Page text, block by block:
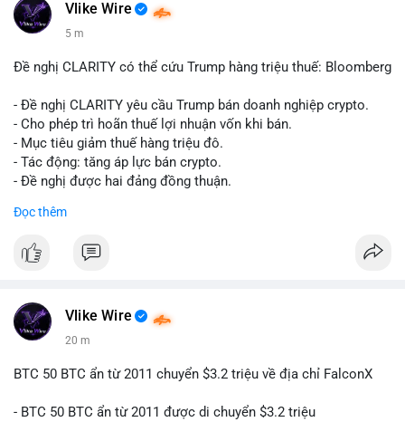
Vlike Wire
5 m
Đề nghị CLARITY có thể cứu Trump hàng triệu thuế: Bloomberg
- Đề nghị CLARITY yêu cầu Trump bán doanh nghiệp crypto.
- Cho phép trì hoãn thuế lợi nhuận vốn khi bán.
- Mục tiêu giảm thuế hàng triệu đô.
- Tác động: tăng áp lực bán crypto.
- Đề nghị được hai đảng đồng thuận.
📰 Nguồn: Cointelegraph
Đọc thêm
Vlike Wire
20 m
BTC 50 BTC ẩn từ 2011 chuyển $3.2 triệu về địa chỉ FalconX
- BTC 50 BTC ẩn từ 2011 được di chuyển $3.2 triệu